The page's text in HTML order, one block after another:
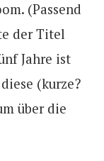
(Passend
der Titel
Jahre ist
(kurze?
über die